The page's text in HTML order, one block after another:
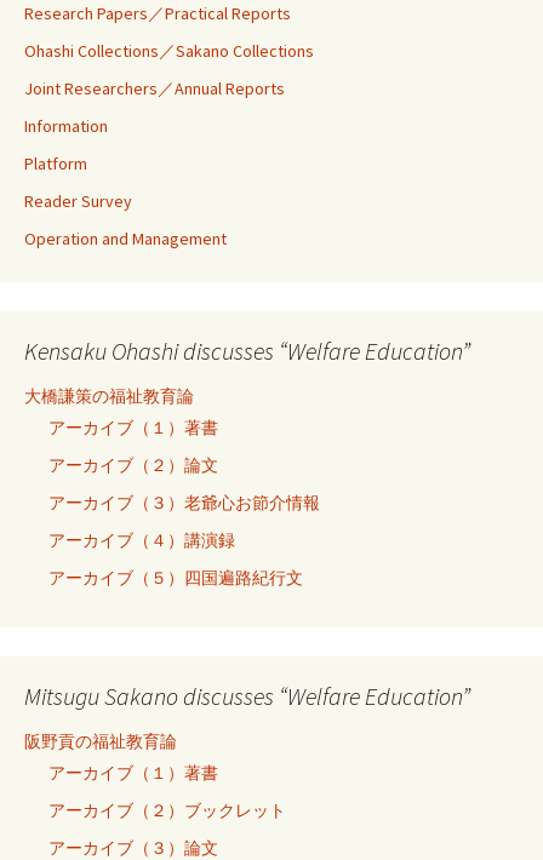
Research Papers／Practical Reports
Ohashi Collections／Sakano Collections
Joint Researchers／Annual Reports
Information
Platform
Reader Survey
Operation and Management
Kensaku Ohashi discusses “Welfare Education”
大橋謙策の福祉教育論
アーカイブ（１）著書
アーカイブ（２）論文
アーカイブ（３）老爺心お節介情報
アーカイブ（４）講演録
アーカイブ（５）四国遍路紀行文
Mitsugu Sakano discusses “Welfare Education”
阪野貢の福祉教育論
アーカイブ（１）著書
アーカイブ（２）ブックレット
アーカイブ（３）論文